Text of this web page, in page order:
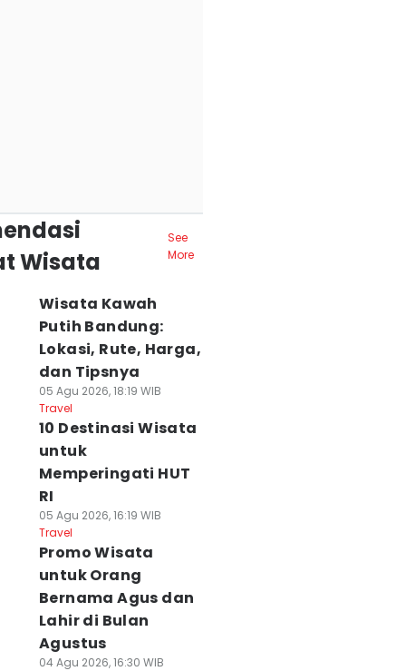
Wisata
See
More
Wisata Kawah
Putih Bandung:
Lokasi, Rute, Harga,
dan Tipsnya
05 Agu 2026, 18:19 WIB
Travel
10 Destinasi Wisata
untuk
Memperingati HUT
RI
05 Agu 2026, 16:19 WIB
Travel
Promo Wisata
untuk Orang
Bernama Agus dan
Lahir di Bulan
Agustus
04 Agu 2026, 16:30 WIB